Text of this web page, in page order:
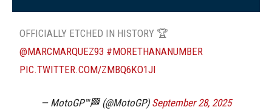
OFFICIALLY ETCHED IN HISTORY 🏆
@MARCMARQUEZ93 #MORETHANANUMBER
PIC.TWITTER.COM/ZMBQ6KO1JI
— MotoGP™🏁 (@MotoGP) September 28, 2025